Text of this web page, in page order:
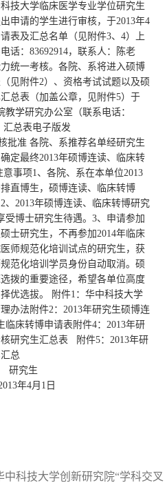
技大学临床医学专业学位研究生
申请的学生进行审核，于2013年4
表及汇总名单（见附件3、4）上
话：83692914，联系人：陈老
统一考核。各院、系将进入硕博
见附件2）、资格考试试题以及硕
总表（加盖公章，见附件5）于
教学研究办公室（联系电话：
汇总表电子版发
批准 各院、系推荐名单经研究生
定最终2013年硕博连读、临床转
事项1、各院、系在本单位2013
直博生，硕博连读、临床转博
、2013年硕博连读、临床转博研究
受博士研究生待遇。3、申请参加
士研究生，不再参加2014年临床
师规范化培训试点的研究生，获
范化培训学员身份自动取消。硕
拨的重要途径，希望各单位高度
优选拔。 附件1：华中科技大学
办法附件2：2013年研究生硕博连
临床转博申请表附件4：2013年研
研究生汇总表 附件5：2013年研
总
1日
中科技大学创新研究院“学科交叉